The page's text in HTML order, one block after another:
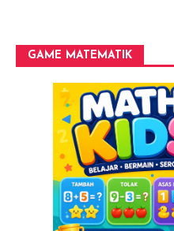
GAME MATEMATIK